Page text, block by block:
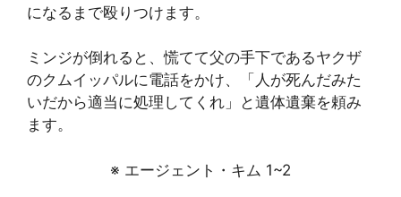
になるまで殴りつけます。
ミンジが倒れると、慌てて父の手下であるヤクザ
のクムイッパルに電話をかけ、「人が死んだみた
いだから適当に処理してくれ」と遺体遺棄を頼み
ます。
※ エージェント・キム 1~2